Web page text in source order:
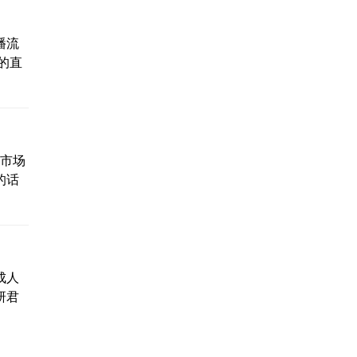
流
直
场
话
人
君